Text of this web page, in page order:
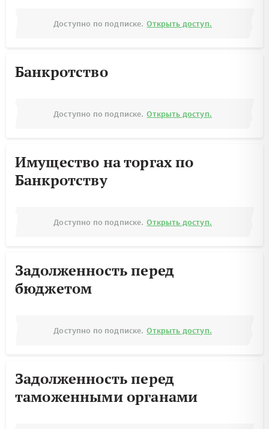
Доступно по подписке. Открыть доступ.
Банкротство
Доступно по подписке. Открыть доступ.
Имущество на торгах по
Банкротству
Доступно по подписке. Открыть доступ.
Задолженность перед
бюджетом
Доступно по подписке. Открыть доступ.
Задолженность перед
таможенными органами